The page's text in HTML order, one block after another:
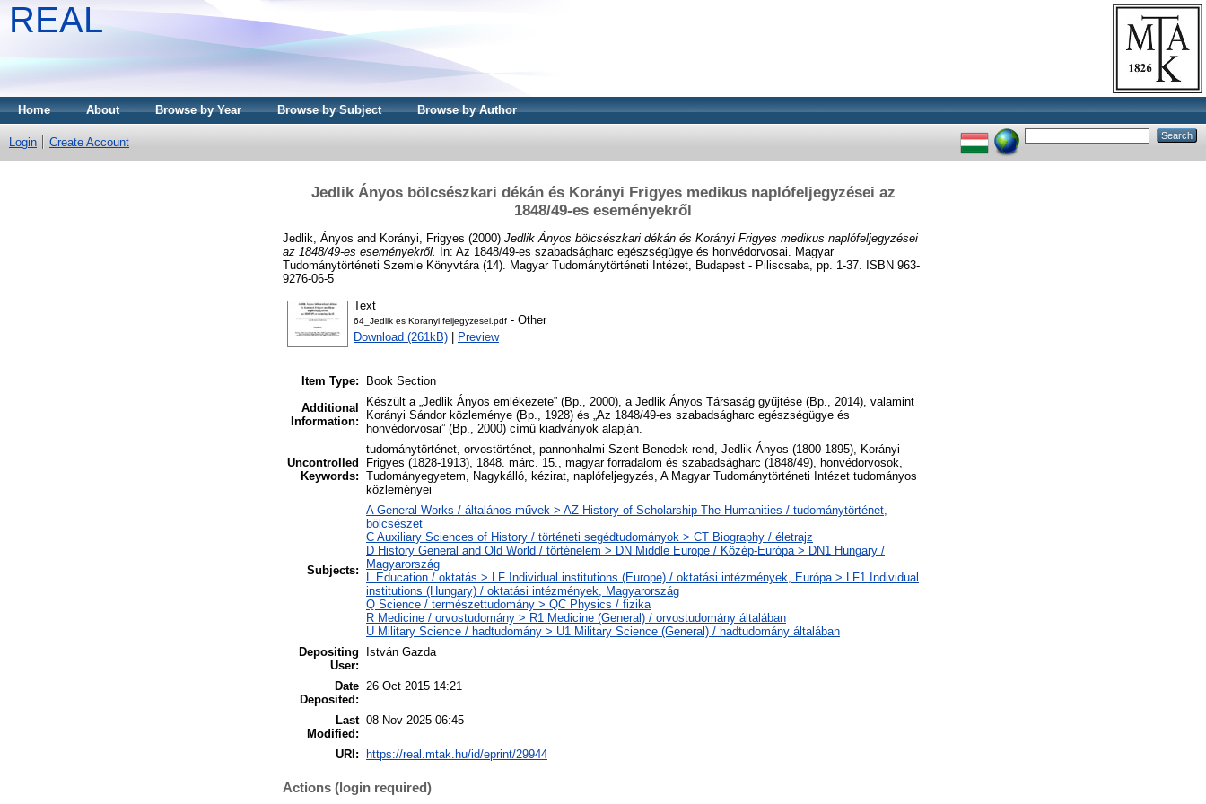
REAL
Home About Browse by Year Browse by Subject Browse by Author
Login Create Account
Jedlik Ányos bölcsészkari dékán és Korányi Frigyes medikus naplófeljegyzései az
1848/49-es eseményekről
Jedlik, Ányos and Korányi, Frigyes (2000) Jedlik Ányos bölcsészkari dékán és Korányi Frigyes medikus naplófeljegyzései
az 1848/49-es eseményekről. In: Az 1848/49-es szabadságharc egészségügye és honvédorvosai. Magyar
Tudománytörténeti Szemle Könyvtára (14). Magyar Tudománytörténeti Intézet, Budapest - Piliscsaba, pp. 1-37. ISBN 963-
9276-06-5
Text
64_Jedlik es Koranyi feljegyzesei.pdf - Other
Download (261kB)
Preview
Item Type:
Book Section
Additional
Information:
Készült a „Jedlik Ányos emlékezete” (Bp., 2000), a Jedlik Ányos Társaság gyűjtése (Bp., 2014), valamint
Korányi Sándor közleménye (Bp., 1928) és „Az 1848/49-es szabadságharc egészségügye és
honvédorvosai” (Bp., 2000) című kiadványok alapján.
Uncontrolled
Keywords:
tudománytörténet, orvostörténet, pannonhalmi Szent Benedek rend, Jedlik Ányos (1800-1895), Korányi
Frigyes (1828-1913), 1848. márc. 15., magyar forradalom és szabadságharc (1848/49), honvédorvosok,
Tudományegyetem, Nagykálló, kézirat, naplófeljegyzés, A Magyar Tudománytörténeti Intézet tudományos
közleményei
Subjects:
A General Works / általános művek > AZ History of Scholarship The Humanities / tudománytörténet,
bölcsészet
C Auxiliary Sciences of History / történeti segédtudományok > CT Biography / életrajz
D History General and Old World / történelem > DN Middle Europe / Közép-Európa > DN1 Hungary /
Magyarország
L Education / oktatás > LF Individual institutions (Europe) / oktatási intézmények, Európa > LF1 Individual
institutions (Hungary) / oktatási intézmények, Magyarország
Q Science / természettudomány > QC Physics / fizika
R Medicine / orvostudomány > R1 Medicine (General) / orvostudomány általában
U Military Science / hadtudomány > U1 Military Science (General) / hadtudomány általában
Depositing
User:
István Gazda
Date
Deposited:
26 Oct 2015 14:21
Last
Modified:
08 Nov 2025 06:45
URI: https://real.mtak.hu/id/eprint/29944
Actions (login required)